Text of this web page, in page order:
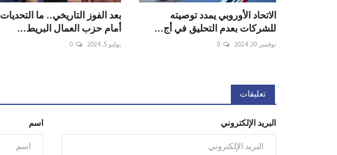
الاتحاد الأوروبي يمدد توصيته
للشركات بعدم التحليق في أج...
نوفمبر 30, 2024 0
بعد الفوز التاريخي.. ما التحديات
أمام حزب العمال البريط...
يوليو 5, 2024 0
تعليقات
اسم البريد الإلكتروني